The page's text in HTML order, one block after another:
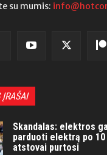
su mumis:
ĮRAŠAI
Skandalas: elektros
parduoti elektrą po
atstovai purtosi